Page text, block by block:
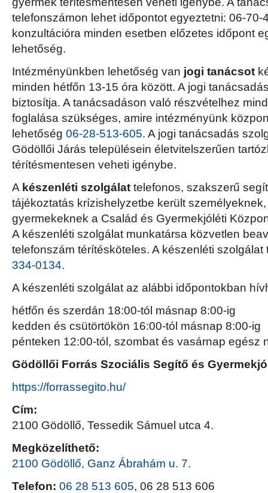
telefonszámon lehet időpontot egyeztetni: 06-70-
konzultációra minden esetben előzetes időpont
lehetőség.
Intézményünkben lehetőség van jogi tanácsot
minden hétfőn 13-15 óra között. A jogi
biztosítja. A tanácsadáson való részvételhez
foglalása szükséges, amire intézményünk
lehetőség 06-28-513-605. A jogi tanácsadás
Gödöllői Járás településein életvitelszerűen
térítésmentesen veheti igénybe.
A készenléti szolgálat telefonos, szakszerű
tájékoztatás krízishelyzetbe került
gyermekeknek a Család és Gyermekjóléti
A készenléti szolgálat munkatársa közvetlen
telefonszám térítésköteles. A készenléti
334-0134.
A készenléti szolgálat az alábbi időpontokban
hétfőn és szerdán 18:00-tól másnap 8:00-ig
kedden és csütörtökön 16:00-tól másnap 8:00-ig
pénteken 12:00-tól, szombat és vasárnap egész
Gödöll ői Forrás Szociális Segítő és
https://forrassegito.hu/
Cím:
2100 Gödöllő, Tessedik Sámuel utca 4.
Megközelíthető:
2100 Gödöllő, Ganz Ábrahám u. 7.
Telefon: 06 28 513 605, 06 28 513 606